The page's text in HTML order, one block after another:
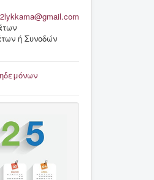
2lykkama@gmail.com
ή Συνοδών